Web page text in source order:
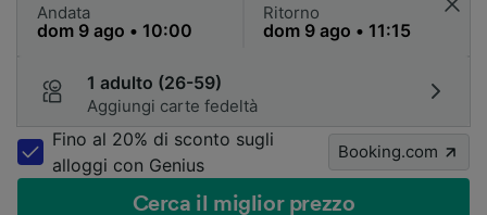
Andata Ritorno
1 adulto (26-59)
Aggiungi carte fedeltà
Fino al 20% di sconto sugli
alloggi con Genius
Booking.com
Cerca il miglior prezzo